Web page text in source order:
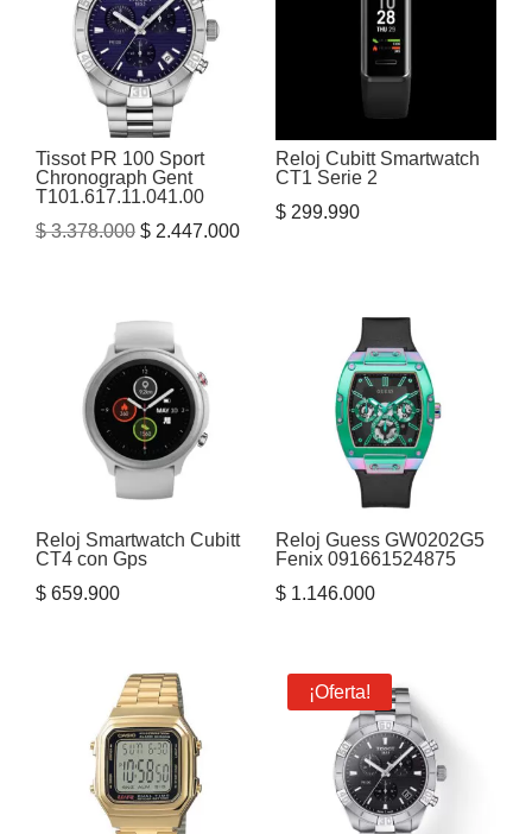
Tissot PR 100 Sport
Chronograph Gent
T101.617.11.041.00
$3.378.000 El
era:
$ 3.378.000.
$ 2.447.000El
Reloj Cubitt Smartwatch
CT1 Serie 2
$299.990
Reloj Smartwatch Cubitt
CT4 con Gps
$ 659.900
Reloj Guess GW0202G5
Fenix 091661524875
$1.146.000
¡Oferta!